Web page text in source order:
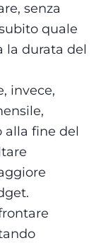
senza
quale
la durata del
invece,
alla fine del